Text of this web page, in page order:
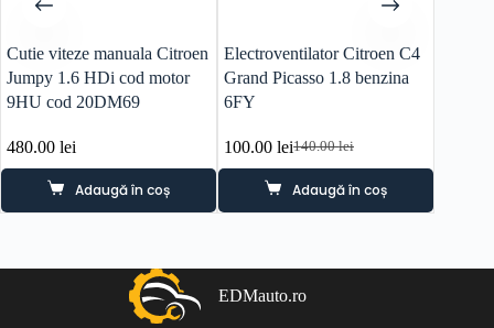
Cutie viteze manuala Citroen
Jumpy 1.6 HDi cod motor
9HU cod 20DM69
480.00 lei
Adaugă în coș
Electroventilator Citroen C4
Grand Picasso 1.8 benzina
6FY
140.00lei
Prețul
inițial
a
fost:
100.00leiPrețul
curent
este:
100.00 lei.
Adaugă în coș
EDMauto.ro